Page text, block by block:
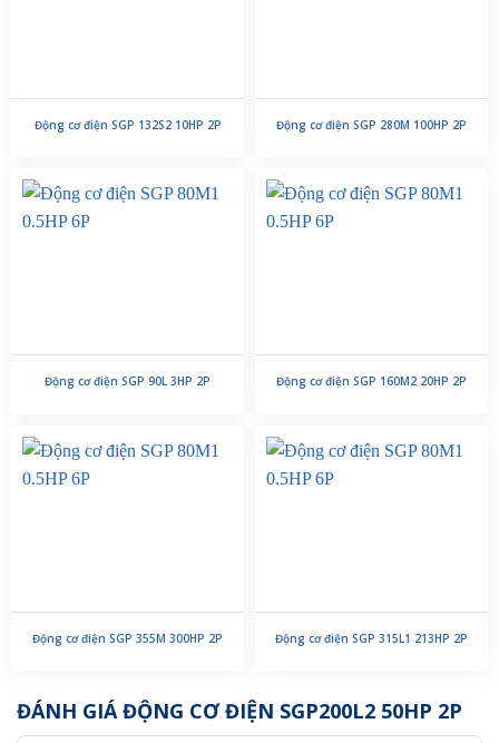
Động cơ điện SGP 132S2 10HP 2P Động cơ điện SGP 280M 100HP 2P
Động cơ điện SGP 90L 3HP 2P Động cơ điện SGP 160M2 20HP 2P
Động cơ điện SGP 355M 300HP 2P Động cơ điện SGP 315L1 213HP 2P
ĐÁNH GIÁ ĐỘNG CƠ ĐIỆN SGP200L2 50HP 2P